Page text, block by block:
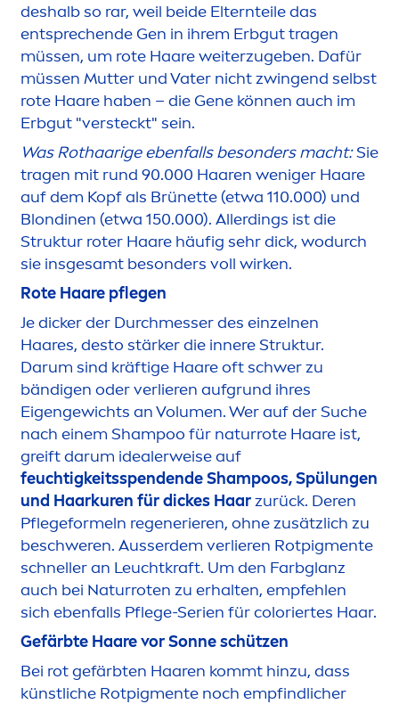
deshalb so rar, weil beide Elternteile das
entsprechende Gen in ihrem Erbgut tragen
müssen, um rote Haare weiterzugeben. Dafür
müssen Mutter und Vater nicht zwingend selbst
rote Haare haben – die Gene können auch im
Erbgut "versteckt" sein.
Was Rothaarige ebenfalls besonders macht:Sie
tragen mit rund 90.000 Haaren weniger Haare
auf dem Kopf als Brünette (etwa 110.000) und
Blondinen (etwa 150.000). Allerdings ist die
Struktur roter Haare häufig sehr dick, wodurch
sie insgesamt besonders voll wirken.
Rote Haare pflegen
Je dicker der Durchmesser des einzelnen
Haares, desto stärker die innere Struktur.
Darum sind kräftige Haare oft schwer zu
bändigen oder verlieren aufgrund ihres
Eigengewichts an Volumen. Wer auf der Suche
nach einem Shampoo für naturrote Haare ist,
greift darum idealerweise auf
feuchtigkeitsspendende Shampoos, Spülungen
und Haarkuren für dickes Haarzurück. Deren
Pflegeformeln regenerieren, ohne zusätzlich zu
beschweren. Ausserdem verlieren Rotpigmente
schneller an Leuchtkraft. Um den Farbglanz
auch bei Naturroten zu erhalten, empfehlen
sich ebenfalls Pflege-Serien fürcoloriertes Haar.
Gefärbte Haare vor Sonne schützen
Bei rot gefärbten Haaren kommt hinzu, dass
künstliche Rotpigmente noch empfindlicher